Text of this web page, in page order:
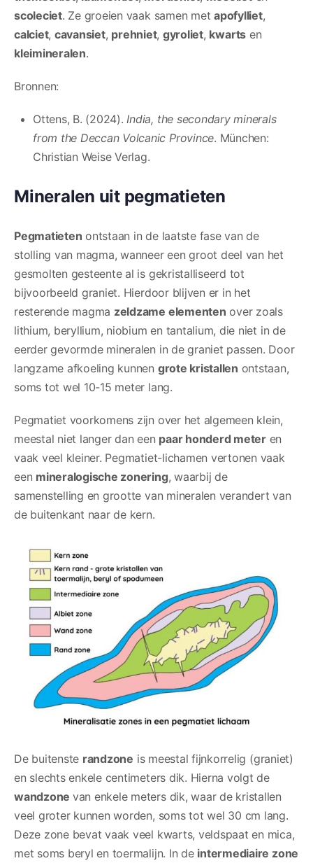
scoleciet. Ze groeien vaak samen metapofylliet,
calciet, cavansiet, prehniet, gyroliet, kwarts en
kleimineralen.
Bronnen:
Ottens, B. (2024).India, the secondary minerals
from the Deccan Volcanic Province. München:
Christian Weise Verlag.
Mineralen uit pegmatieten
Pegmatieten ontstaan in de laatste fase van de
stolling van magma, wanneer een groot deel van het
gesmolten gesteente al is gekristalliseerd tot
bijvoorbeeld graniet. Hierdoor blijven er in het
resterende magma zeldzame elementen over zoals
lithium, beryllium, niobium en tantalium, die niet in de
eerder gevormde mineralen in de graniet passen. Door
langzame afkoeling kunnen grote kristallen ontstaan,
soms tot wel 10-15 meter lang.
Pegmatiet voorkomens zijn over het algemeen klein,
meestal niet langer dan een paar honderd meteren
vaak veel kleiner. Pegmatiet-lichamen vertonen vaak
een mineralogische zonering, waarbij de
samenstelling en grootte van mineralen verandert van
de buitenkant naar de kern.
De buitenste randzone is meestal fijnkorrelig (graniet)
en slechts enkele centimeters dik. Hierna volgt de
wandzone van enkele meters dik, waar de kristallen
veel groter kunnen worden, soms tot wel 30 cm lang.
Deze zone bevat vaak veel kwarts, veldspaat en mica,
met soms beryl en toermalijn. In de intermediaire zone